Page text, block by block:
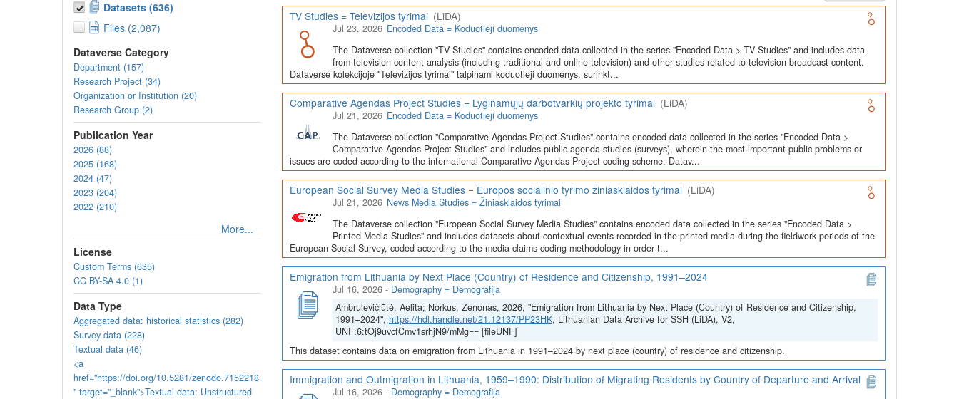
Datasets (636)
Files (2,087)
Dataverse Category
Department (157)
Research Project (34)
Organization or Institution (20)
Research Group (2)
Publication Year
2026 (88)
2025 (168)
2024 (47)
2023 (204)
2022 (210)
More...
License
Custom Terms (635)
CC BY-SA 4.0 (1)
Data Type
Aggregated data: historical statistics (282)
Survey data (228)
Textual data (46)
<a
href="https://doi.org/10.5281/zenodo.7152218
" target="_blank">Textual data: Unstructured
TV Studies = Televizijos tyrimai (LiDA)
Jul 23, 2026 Encoded Data = Koduotieji duomenys
The Dataverse collection "TV Studies" contains encoded data collected in the series "Encoded Data > TV Studies" and includes data
from television content analysis (including traditional and online television) and other studies related to television broadcast content.
Dataverse kolekcijoje "Televizijos tyrimai" talpinami koduotieji duomenys, surinkt...
Comparative Agendas Project Studies = Lyginamųjų darbotvarkių projekto tyrimai (LiDA)
Jul 21, 2026 Encoded Data = Koduotieji duomenys
The Dataverse collection "Comparative Agendas Project Studies" contains encoded data collected in the series "Encoded Data >
Comparative Agendas Project Studies" and includes public agenda studies (surveys), wherein the most important public problems or
issues are coded according to the international Comparative Agendas Project coding scheme. Datav...
European Social Survey Media Studies = Europos socialinio tyrimo žiniasklaidos tyrimai (LiDA)
Jul 21, 2026 News Media Studies = Žiniasklaidos tyrimai
The Dataverse collection "European Social Survey Media Studies" contains encoded data collected in the series "Encoded Data >
Printed Media Studies" and includes datasets about contextual events recorded in the printed media during the fieldwork periods of the
European Social Survey, coded according to the media claims coding methodology in order t...
Emigration from Lithuania by Next Place (Country) of Residence and Citizenship, 1991–2024
Jul 16, 2026 - Demography = Demografija
Ambrulevičiūtė, Aelita; Norkus, Zenonas, 2026, "Emigration from Lithuania by Next Place (Country) of Residence and Citizenship,
1991–2024", https://hdl.handle.net/21.12137/PP23HK, Lithuanian Data Archive for SSH (LiDA), V2,
UNF:6:tOj9uvcfCmv1srhjN9/mMg== [fileUNF]
This dataset contains data on emigration from Lithuania in 1991–2024 by next place (country) of residence and citizenship.
Immigration and Outmigration in Lithuania, 1959–1990: Distribution of Migrating Residents by Country of Departure and Arrival
Jul 16, 2026 - Demography = Demografija